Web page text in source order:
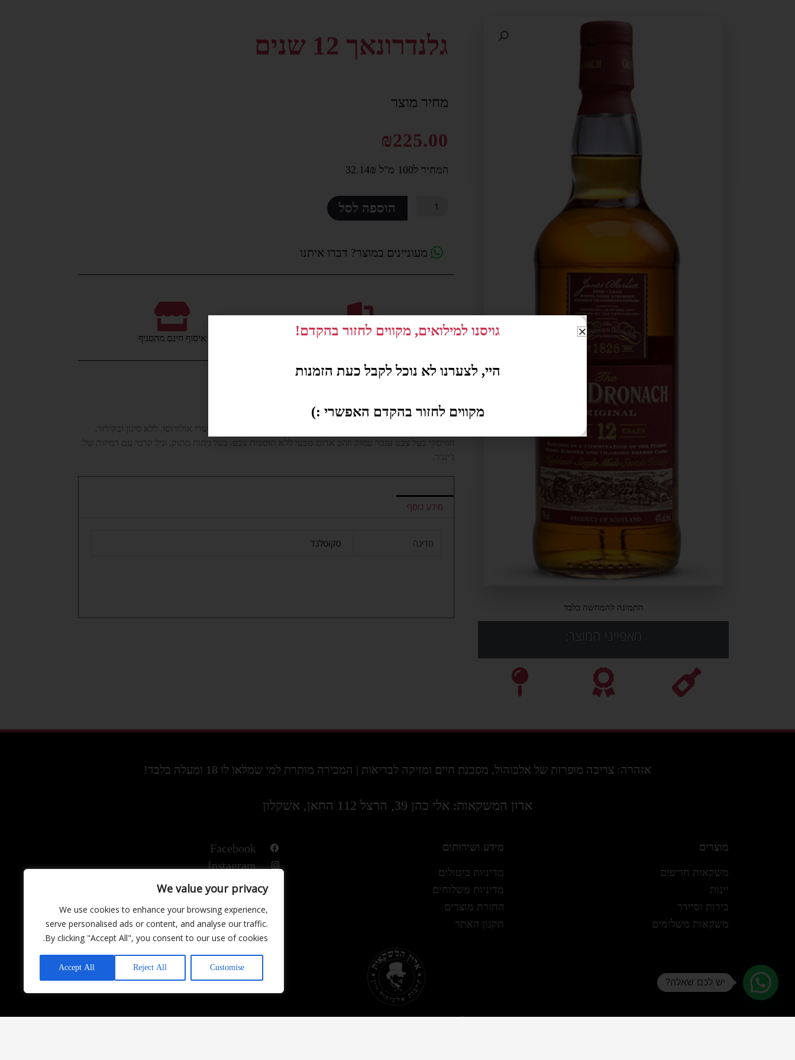
We value your privacy
We use cookies to enhance your browsing experience,
serve personalised ads or content, and analyse our traffic.
By clicking "Accept All", you consent to our use of cookies.
Customise
Reject All
Accept All
התמונה להמחשה בלבד
מאפייני המוצר:
גלנדרונאך 12 שנים
מחיר מוצר
₪225.00
המחיר ל100 מ"ל 32.14₪
כמות
12
שנים
הוספה לסל
מעוניינים במוצר? דברו איתנו
משלוחים באשקלון בלבד איסוף חינם מהסניף
הגלנדרונאך 12 שנה מיושן לפחות 12 שנה בחביות שרי של פדרו חימנז ושרי אולורוסו, ללא סינון ובקירור.
הוויסקי בעל צבע ענבר עמוק וזהב אדום טבעי ללא תוספות צבע. בעל ניחוח מתוק, וניל קרמי עם רמיזות של
ג'ינג'ר.
מידע נוסף
מדינה סקוטלנד
אזהרה: צריכה מופרזת של אלכוהול, מסכנת חיים ומזיקה לבריאות | המכירה מותרת למי שמלאו לו 18 ומעלה בלבד!
אדון המשקאות: אלי כהן 39, הרצל 112 החאן, אשקלון
מוצרים
משקאות חריפים
יינות
בירות וסיידר
משקאות משלימים
מידע ושירותים
מדיניות ביטולים
מדיניות משלוחים
החזרת מוצרים
תקנון האתר
Facebook
Instagram
כל הזכויות שמורות – אדון המשקאות 2022
יש לכם שאלה?
גויסנו למילואים, מקווים לחזור בהקדם!
היי, לצערנו לא נוכל לקבל כעת הזמנות
מקווים לחזור בהקדם האפשרי :)